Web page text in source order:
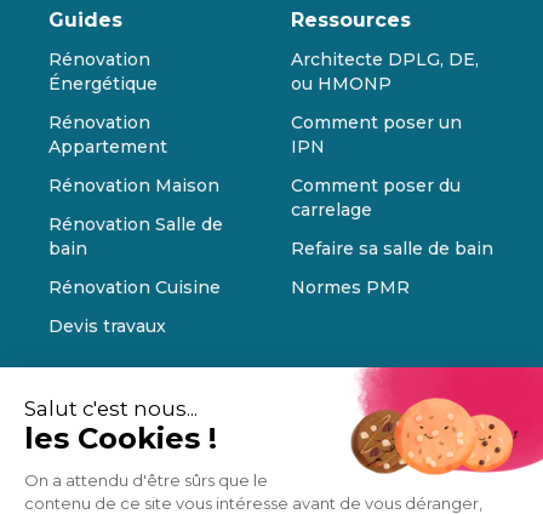
Salut c'est nous...
les Cookies !
On a attendu d'être sûrs que le
contenu de ce site vous intéresse avant de vous déranger,
Guides
Rénovation
Énergétique
Rénovation
Appartement
Rénovation Maison
Rénovation Salle de
bain
Rénovation Cuisine
Devis travaux
Ressources
Architecte DPLG, DE,
ou HMONP
Comment poser un
IPN
Comment poser du
carrelage
Refaire sa salle de bain
Normes PMR